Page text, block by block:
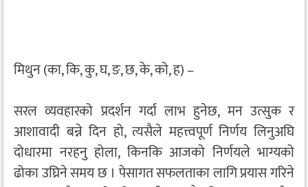
मिथुन (का, कि, कु, घ, ङ, छ, के, को, ह) –
सरल व्यवहारको प्रदर्शन गर्दा लाभ हुनेछ, मन उत्सुक र
आशावादी बन्ने दिन हो, त्यसैले महत्त्वपूर्ण निर्णय लिनुअघि
दोधारमा नरहनु होला, किनकि आजको निर्णयले भाग्यको
ढोका उघ्रिने समय छ । पेसागत सफलताका लागि प्रयास गरिने